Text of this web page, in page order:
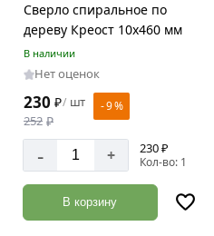
Сверло спиральное по
дереву Креост 10х460 мм
В наличии
Нет оценок
230 ₽/ шт
252 ₽
- 9 %
- + 230 ₽
Кол-во: 1
В корзину